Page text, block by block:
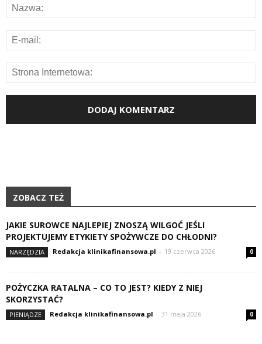
ZOBACZ TEŻ
JAKIE SUROWCE NAJLEPIEJ ZNOSZĄ WILGOĆ JEŚLI
PROJEKTUJEMY ETYKIETY SPOŻYWCZE DO CHŁODNI?
NARZĘDZIA Redakcja klinikafinansowa.pl - 19 czerwca 2026 0
POŻYCZKA RATALNA – CO TO JEST? KIEDY Z NIEJ
SKORZYSTAĆ?
PIENIĄDZE Redakcja klinikafinansowa.pl - 31 maja 2026 0